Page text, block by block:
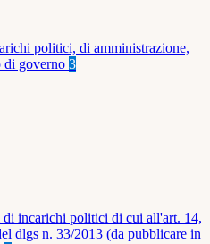
politici, di amministrazione,
di governo 3
incarichi politici di cui all'art. 14,
dlgs n. 33/2013 (da pubblicare in